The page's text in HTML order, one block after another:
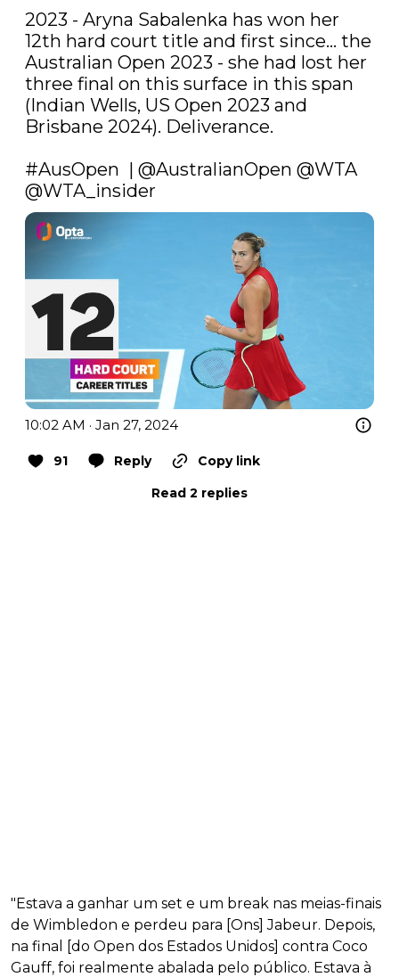
2023 - Aryna Sabalenka has won her
12th hard court title and first since… the
Australian Open 2023 - she had lost her
three final on this surface in this span
(Indian Wells, US Open 2023 and
Brisbane 2024). Deliverance.
#AusOpen
  |
@AustralianOpen @WTA
@WTA_insider
10:02 AM · Jan 27, 2024
91 Reply
Copy link
Read 2 replies
"Estava a ganhar um set e um break nas meias-finais
de Wimbledon e perdeu para [Ons] Jabeur. Depois,
na final [do Open dos Estados Unidos] contra Coco
Gauff, foi realmente abalada pelo público. Estava à